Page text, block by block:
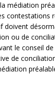
médiation
contestations
doivent
ou de
le conseil
de